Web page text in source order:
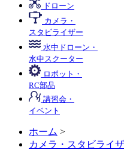
ドローン
カメラ・
スタビライザー
水中ドローン・
水中スクーター
ロボット・
RC部品
講習会・
イベント
ホーム >
カメラ・スタビライ